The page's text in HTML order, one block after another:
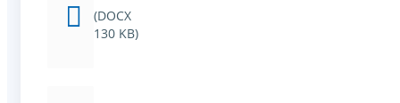
(DOCX
130 KB)